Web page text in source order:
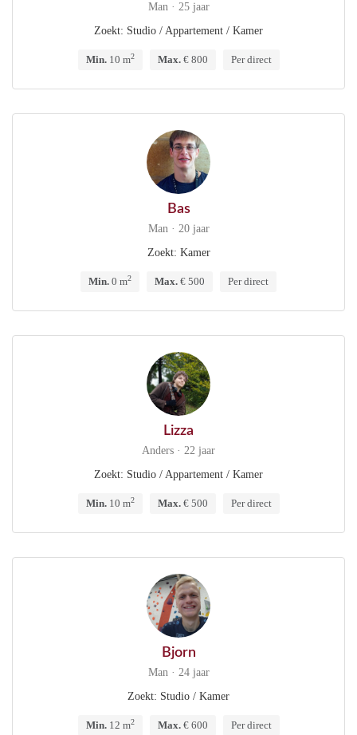
Man · 25 jaar
Zoekt: Studio / Appartement / Kamer
Min.10 m2 Max.€ 800 Per direct
Bas
Man · 20 jaar
Zoekt: Kamer
Min. 0 m2 Max. € 500 Per direct
Lizza
Anders · 22 jaar
Zoekt: Studio / Appartement / Kamer
Min.10 m2 Max.€ 500 Per direct
Bjorn
Man · 24 jaar
Zoekt: Studio / Kamer
Min.12 m2 Max.€ 600 Per direct